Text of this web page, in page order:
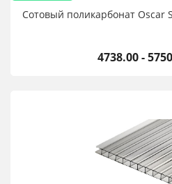
Сотовый поликарбонат Oscar
4738.00 -